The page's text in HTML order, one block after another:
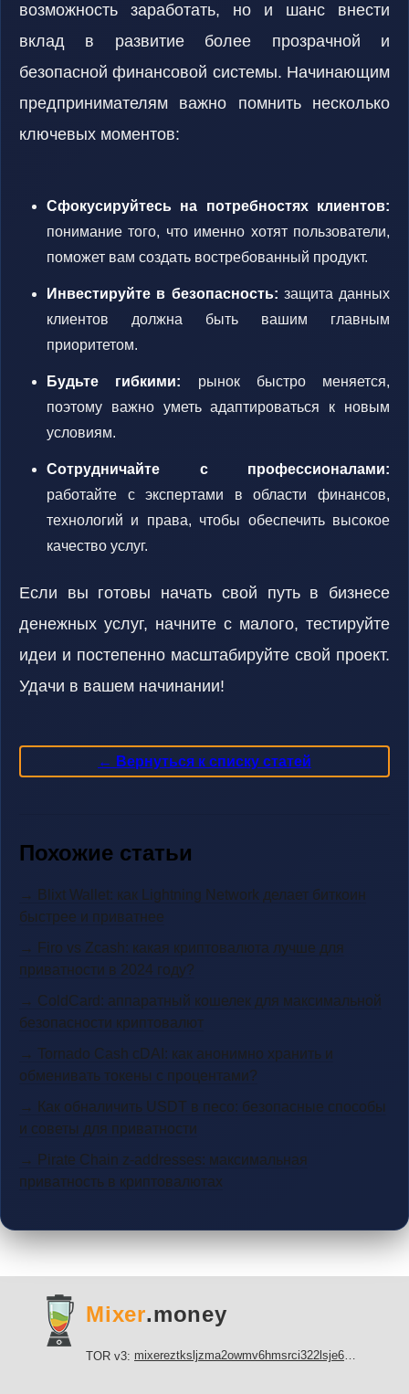
возможность заработать, но и шанс внести
вклад в развитие более прозрачной и
безопасной финансовой системы. Начинающим
предпринимателям важно помнить несколько
ключевых моментов:
Сфокусируйтесь на потребностях клиентов:
понимание того, что именно хотят пользователи,
поможет вам создать востребованный продукт.
Инвестируйте в безопасность: защита данных
клиентов должна быть вашим главным
приоритетом.
Будьте гибкими: рынок быстро меняется,
поэтому важно уметь адаптироваться к новым
условиям.
Сотрудничайте с профессионалами:
работайте с экспертами в области финансов,
технологий и права, чтобы обеспечить высокое
качество услуг.
Если вы готовы начать свой путь в бизнесе
денежных услуг, начните с малого, тестируйте
идеи и постепенно масштабируйте свой проект.
Удачи в вашем начинании!
← Вернуться к списку статей
Похожие статьи
→ Blixt Wallet: как Lightning Network делает биткоин
быстрее и приватнее
→ Firo vs Zcash: какая криптовалюта лучше для
приватности в 2024 году?
→ ColdCard: аппаратный кошелек для максимальной
безопасности криптовалют
→ Tornado Cash cDAI: как анонимно хранить и
обменивать токены с процентами?
→ Как обналичить USDT в песо: безопасные способы
и советы для приватности
→ Pirate Chain z-addresses: максимальная
приватность в криптовалютах
Mixer.money
TOR v3: mixereztksljzma2owmv6hmsrci322lsje6m3svicoddk3xbgvhd2fid.onion